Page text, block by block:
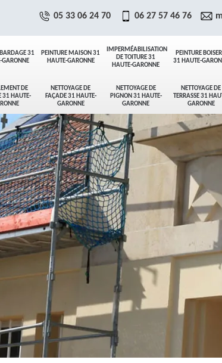
BARDAGE 31
GARONNE
PEINTURE MAISON 31
HAUTE-GARONNE
IMPERMÉABILISATION
DE TOITURE 31
HAUTE-GARONNE
PEINTURE
31 HAUTE-
DE
31 HAUTE-
NETTOYAGE DE
FAÇADE 31 HAUTE-
GARONNE
NETTOYAGE DE
PIGNON 31 HAUTE-
GARONNE
NETTOYAGE DE
TERRASSE 31
GARONNE
05 33 06 24 70 06 27 57 46 76